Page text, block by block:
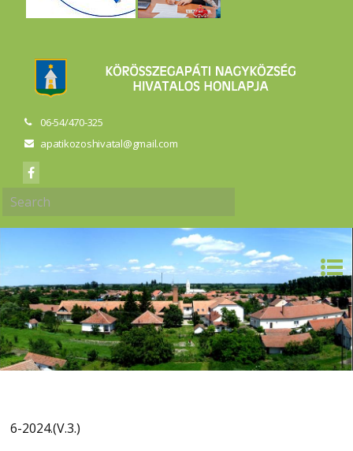
06-54/470-325
apatikozoshivatal@gmail.com
6-2024.(V.3.)